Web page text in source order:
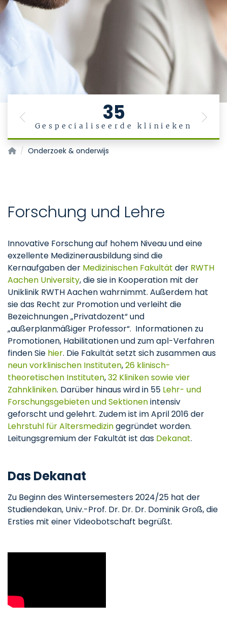
35
Gespecialiseerde klinieken
Previous Next
Startpagina
Onderzoek & onderwijs
Forschung und Lehre
Innovative Forschung auf hohem Niveau und eine
exzellente Medizinerausbildung sind die
Kernaufgaben der Medizinischen Fakultät der RWTH
Aachen University, die sie in Kooperation mit der
Uniklinik RWTH Aachen wahrnimmt. Außerdem hat
sie das Recht zur Promotion und verleiht die
Bezeichnungen „Privatdozent“ und
„außerplanmäßiger Professor“. Informationen zu
Promotionen, Habilitationen und zum apl-Verfahren
finden Sie hier. Die Fakultät setzt sich zusammen aus
neun vorklinischen Instituten,26 klinisch-
theoretischen Instituten,32 Kliniken sowie vier
Zahnkliniken. Darüber hinaus wird in 55 Lehr- und
Forschungsgebieten und Sektionenintensiv
geforscht und gelehrt. Zudem ist im April 2016 der
Lehrstuhl für Altersmedizingegründet worden.
Leitungsgremium der Fakultät ist das Dekanat.
Das Dekanat
Zu Beginn des Wintersemesters 2024/25 hat der
Studiendekan, Univ.-Prof. Dr. Dr. Dr. Dominik Groß, die
Ersties mit einer Videobotschaft begrüßt.